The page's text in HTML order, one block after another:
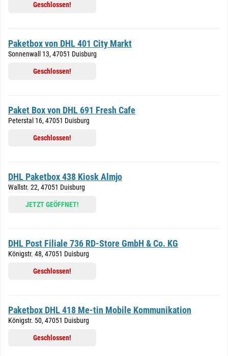
Geschlossen!
Paketbox von DHL 401 City Markt
Sonnenwall 13, 47051 Duisburg
Geschlossen!
Paket Box von DHL 691 Fresh Cafe
Peterstal 16, 47051 Duisburg
Geschlossen!
DHL Paketbox 438 Kiosk Almjo
Wallstr. 22, 47051 Duisburg
JETZT GEÖFFNET!
DHL Post Filiale 736 RD-Store GmbH & Co. KG
Königstr. 48, 47051 Duisburg
Geschlossen!
Paketbox DHL 418 Me-tin Mobile Kommunikation
Königstr. 50, 47051 Duisburg
Geschlossen!